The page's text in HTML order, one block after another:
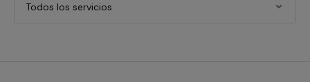
Todos los servicios